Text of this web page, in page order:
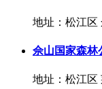
地址：松江区
佘山国家森林
地址：松江区